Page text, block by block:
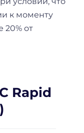
к моменту
20% от
Rapid